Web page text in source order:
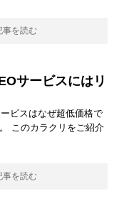
事を読む
サービスにはリ
ビスはなぜ超低価格で
このカラクリをご紹介
事を読む